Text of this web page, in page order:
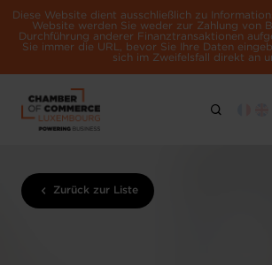
Diese Website dient ausschließlich zu
Website werden Sie weder zur Zahlung von
Durchführung anderer Finanztransaktionen
Sie immer die URL, bevor Sie Ihre Daten
sich im Zweifelsfall direkt an
Zurück zur Liste